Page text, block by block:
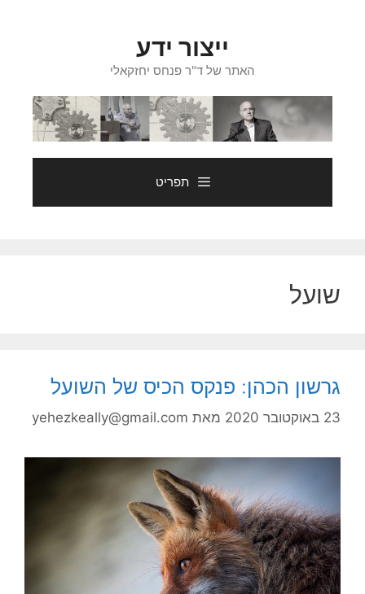
ייצור ידע
האתר של ד"ר פנחס יחזקאלי
תפריט
שועל
גרשון הכהן: פנקס הכיס של השועל
23 באוקטובר 2020 מאת yehezkeally@gmail.com